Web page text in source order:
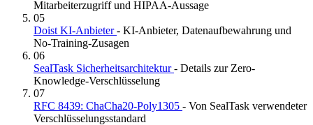
Mitarbeiterzugriff und HIPAA-Aussage
05
Doist KI-Anbieter- KI-Anbieter, Datenaufbewahrung und
No-Training-Zusagen
06
SealTask Sicherheitsarchitektur- Details zur Zero-
Knowledge-Verschlüsselung
07
RFC 8439: ChaCha20-Poly1305 - Von SealTask verwendeter
Verschlüsselungsstandard